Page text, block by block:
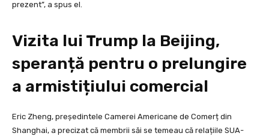
prezent”, a spus el.
Vizita lui Trump la Beijing,
speranță pentru o prelungire
a armistițiului comercial
Eric Zheng, președintele Camerei Americane de Comerț din
Shanghai, a precizat că membrii săi se temeau că relațiile SUA-